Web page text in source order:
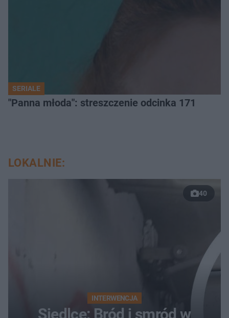
SERIALE
"Panna młoda": streszczenie odcinka 171
LOKALNIE:
40
INTERWENCJA
Siedlce: Bród i smród w